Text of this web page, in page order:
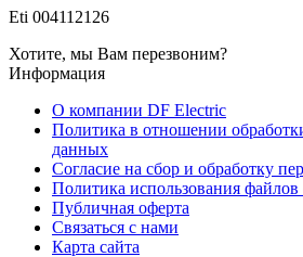
Eti 004112126
Хотите, мы Вам перезвоним?
Информация
О компании DF Electric
Политика в отношении
данных
Согласие на сбор и обработку
Политика использования файлов
Публичная оферта
Связаться с нами
Карта сайта